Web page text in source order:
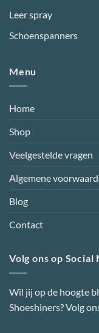
Leer spray
Schoenspanners
Menu
Home
Shop
Veelgestelde vragen
Algemene
Blog
Contact
Volg ons op Social
Wil jij op de hoogte
Shoeshiners? Volg